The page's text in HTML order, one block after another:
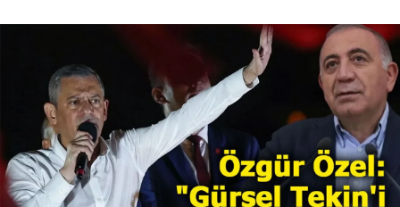
Asayiş
Magazin
Gayrimenkul
Spor
Eğitim